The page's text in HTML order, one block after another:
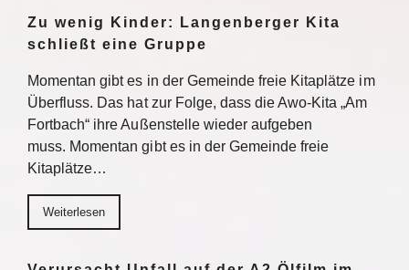
Zu wenig Kinder: Langenberger Kita
schließt eine Gruppe
Momentan gibt es in der Gemeinde freie Kitaplätze im
Überfluss. Das hat zur Folge, dass die Awo-Kita „Am
Fortbach“ ihre Außenstelle wieder aufgeben
muss. Momentan gibt es in der Gemeinde freie
Kitaplätze…
Weiterlesen